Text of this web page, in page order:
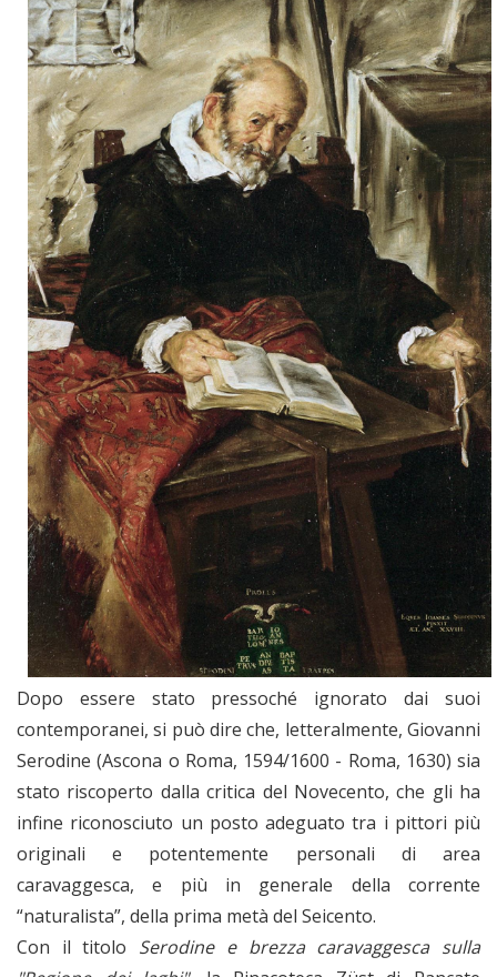
Dopo essere stato pressoché ignorato dai suoi
contemporanei, si può dire che, letteralmente, Giovanni
Serodine (Ascona o Roma, 1594/1600 - Roma, 1630) sia
stato riscoperto dalla critica del Novecento, che gli ha
infine riconosciuto un posto adeguato tra i pittori più
originali e potentemente personali di area
caravaggesca, e più in generale della corrente
“naturalista”, della prima metà del Seicento.
Con il titolo Serodine e brezza caravaggesca sulla